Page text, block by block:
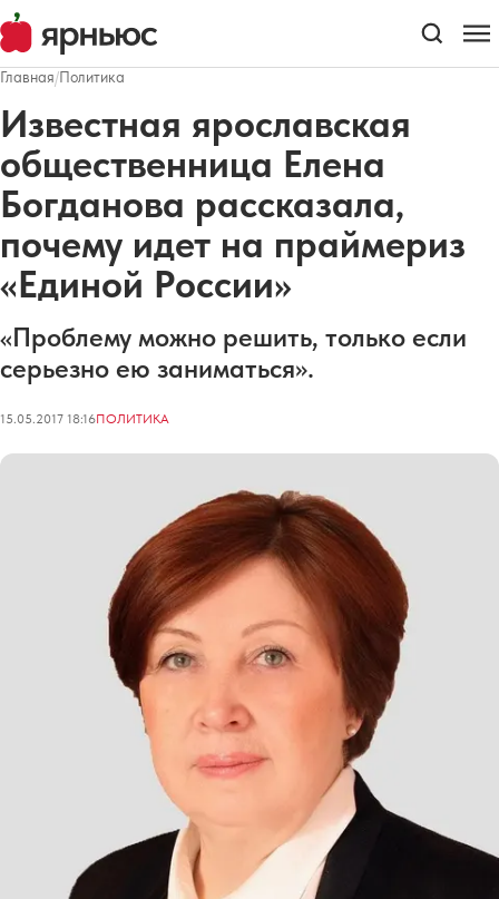
Главная/Политика
Известная ярославская
общественница Елена
Богданова рассказала,
почему идет на праймериз
«Единой России»
«Проблему можно решить, только если
серьезно ею заниматься».
15.05.2017 18:16ПОЛИТИКА